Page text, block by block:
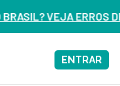
– ASSISTA AGORA
ENTRAR